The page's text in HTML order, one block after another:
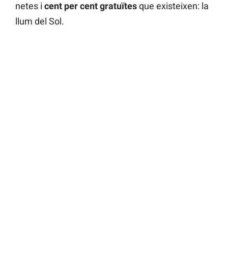
netes i cent per cent gratuïtesque existeixen: la
llum del Sol.